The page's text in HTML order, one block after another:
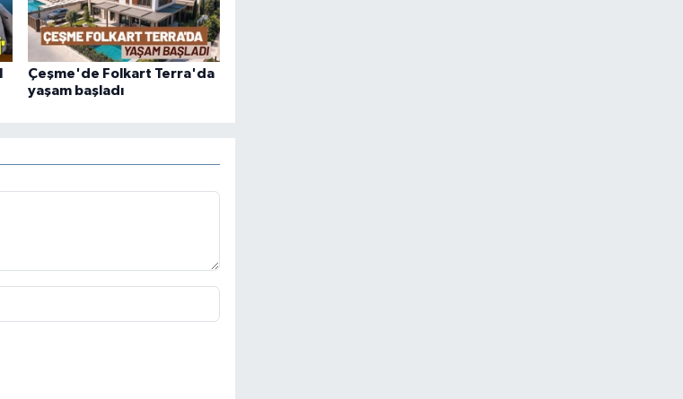
Çeşme'de Folkart Terra'da
yaşam başladı